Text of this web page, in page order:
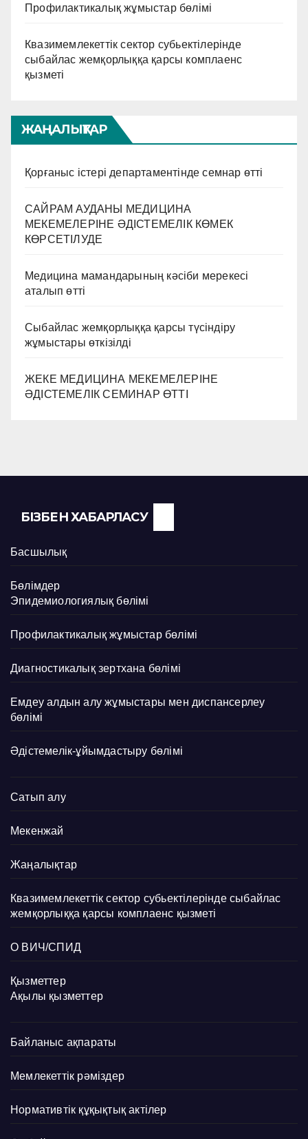
Профилактикалық жұмыстар бөлімі
Квазимемлекеттік сектор субьектілерінде
сыбайлас жемқорлыққа қарсы комплаенс
қызметі
ЖАҢАЛЫҚТАР
Қорғаныс істері департаментінде семнар өтті
САЙРАМ АУДАНЫ МЕДИЦИНА
МЕКЕМЕЛЕРІНЕ ӘДІСТЕМЕЛІК КӨМЕК
КӨРСЕТІЛУДЕ
Медицина мамандарының кәсіби мерекесі
аталып өтті
Сыбайлас жемқорлыққа қарсы түсіндіру
жұмыстары өткізілді
ЖЕКЕ МЕДИЦИНА МЕКЕМЕЛЕРІНЕ
ӘДІСТЕМЕЛІК СЕМИНАР ӨТТІ
БІЗБЕН ХАБАРЛАСУ
Басшылық
Бөлімдер
Эпидемиологиялық бөлімі
Профилактикалық жұмыстар бөлімі
Диагностикалық зертхана бөлімі
Емдеу алдын алу жұмыстары мен диспансерлеу
бөлімі
Әдістемелік-ұйымдастыру бөлімі
Сатып алу
Мекенжай
Жаңалықтар
Квазимемлекеттік сектор субьектілерінде сыбайлас
жемқорлыққа қарсы комплаенс қызметі
О ВИЧ/СПИД
Қызметтер
Ақылы қызметтер
Байланыс ақпараты
Мемлекеттік рәміздер
Нормативтік құқықтық актілер